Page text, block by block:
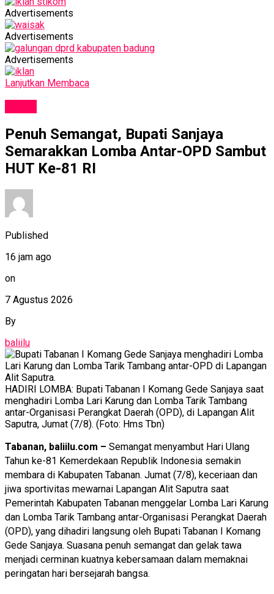
Advertisements
Advertisements
Advertisements
Lanjutkan Membaca
Penuh Semangat, Bupati Sanjaya
Semarakkan Lomba Antar-OPD Sambut
HUT Ke-81 RI
Published
16 jam ago
on
7 Agustus 2026
By
baliilu
HADIRI LOMBA: Bupati Tabanan I Komang Gede Sanjaya saat
menghadiri Lomba Lari Karung dan Lomba Tarik Tambang
antar-Organisasi Perangkat Daerah (OPD), di Lapangan Alit
Saputra, Jumat (7/8). (Foto: Hms Tbn)
Tabanan, baliilu.com – Semangat menyambut Hari Ulang
Tahun ke-81 Kemerdekaan Republik Indonesia semakin
membara di Kabupaten Tabanan. Jumat (7/8), keceriaan dan
jiwa sportivitas mewarnai Lapangan Alit Saputra saat
Pemerintah Kabupaten Tabanan menggelar Lomba Lari Karung
dan Lomba Tarik Tambang antar-Organisasi Perangkat Daerah
(OPD), yang dihadiri langsung oleh Bupati Tabanan I Komang
Gede Sanjaya. Suasana penuh semangat dan gelak tawa
menjadi cerminan kuatnya kebersamaan dalam memaknai
peringatan hari bersejarah bangsa.